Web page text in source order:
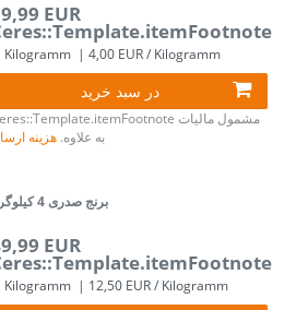
EUR
Kilogramm | 4,00 EUR / Kilogramm
در سبد خرید
مشمول مالیات
به علاوه. هزینه
برنج صدری 4 کیلوگرم
EUR
Kilogramm | 12,50 EUR / Kilogramm